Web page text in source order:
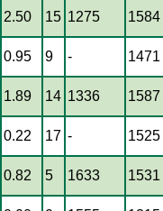
2.50 15 1275 1584
0.95 9 - 1471
1.89 14 1336 1587
0.22 17 - 1525
0.82 5 1633 1531